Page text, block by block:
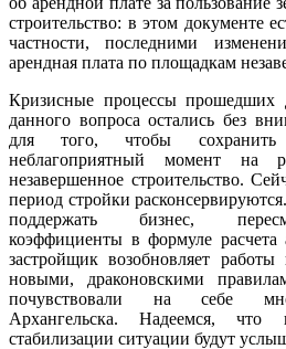
строительство: в этом документе
частности, последними
арендная плата по площадкам
Кризисные процессы прошедших
данного вопроса остались без
для того, чтобы сохранить
неблагоприятный момент на
незавершенное строительство.
период стройки
поддержать бизнес,
коэффициенты в формуле
застройщик возобновляет
новыми, драконовскими
почувствовали на себе
Архангельска. Надеемся,
стабилизации ситуации будут